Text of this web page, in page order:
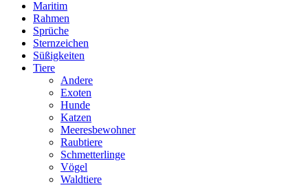
Maritim
Rahmen
Sprüche
Sternzeichen
Süßigkeiten
Tiere
Andere
Exoten
Hunde
Katzen
Meeresbewohner
Raubtiere
Schmetterlinge
Vögel
Waldtiere